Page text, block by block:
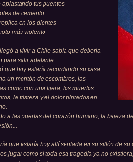
aplastando tus puentes
de cemento
en los dientes
más violento
a vivir a Chile sabía que deberia
para salir adelante
que hoy estaría recordando su casa
un montón de escombros, las
como con una tijera, los muertos
la tristeza y el dolor pintados en
a las puertas del corazón humano, la bajeza
que estaría hoy allí sentada en su sillón de
jugar como si toda esa tragedia ya no